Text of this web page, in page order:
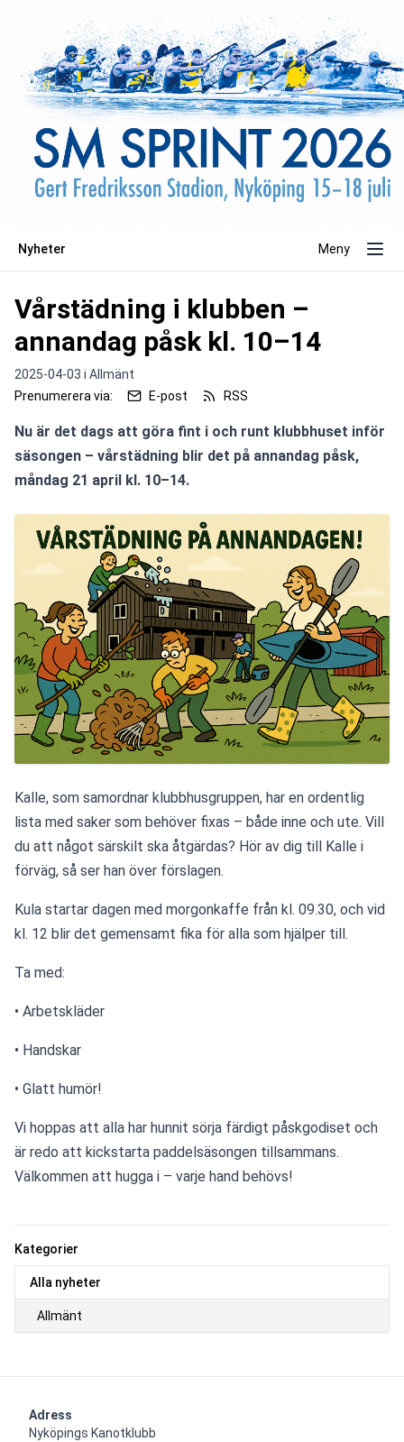
Nyheter Meny
Kategorier
Alla nyheter
Allmänt
Vårstädning i klubben –
annandag påsk kl. 10–14
2025-04-03 i Allmänt
Prenumerera via:
E-post RSS
Nu är det dags att göra fint i och runt klubbhuset inför
säsongen – vårstädning blir det på annandag påsk,
måndag 21 april kl. 10–14.
Kalle, som samordnar klubbhusgruppen, har en ordentlig
lista med saker som behöver fixas – både inne och ute. Vill
du att något särskilt ska åtgärdas? Hör av dig till Kalle i
förväg, så ser han över förslagen.
Kula startar dagen med morgonkaffe från kl. 09.30, och vid
kl. 12 blir det gemensamt fika för alla som hjälper till.
Ta med:
• Arbetskläder
• Handskar
• Glatt humör!
Vi hoppas att alla har hunnit sörja färdigt påskgodiset och
är redo att kickstarta paddelsäsongen tillsammans.
Välkommen att hugga i – varje hand behövs!
Adress
Nyköpings Kanotklubb